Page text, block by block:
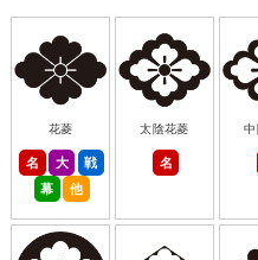
花菱
名 大
戦
幕
他
太陰花菱
名
中